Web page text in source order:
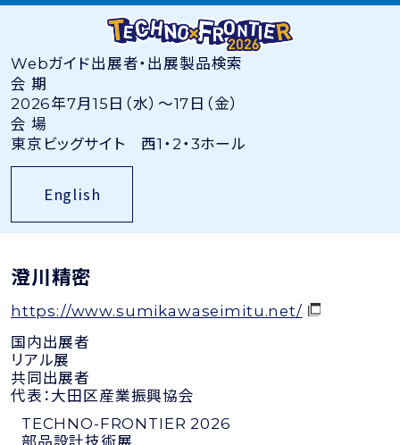
Webガイド出展者・出展製品検索
会 期
2026年7月15日（水）〜17日（金）
会 場
東京ビッグサイト 西1・2・3ホール
English
澄川精密
https://www.sumikawaseimitu.net/
国内出展者
リアル展
共同出展者
代表： 大田区産業振興協会
TECHNO-FRONTIER 2026